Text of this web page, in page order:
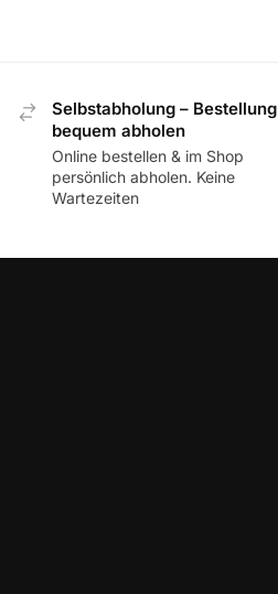
Selbstabholung – Bestellung
bequem abholen
Online bestellen & im Shop
persönlich abholen. Keine
Wartezeiten